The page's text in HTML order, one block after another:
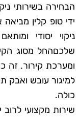
הבחירה בשירותי
ידי טופ קלין
ניקוי יסודי
שלכםהחל מסוג
ומערכת קירור. זה
למיגור עובש ואבק
כולה.
שירות מקצועי